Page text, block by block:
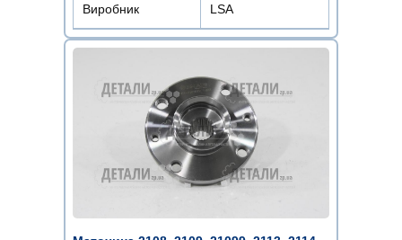
Виробник LSA